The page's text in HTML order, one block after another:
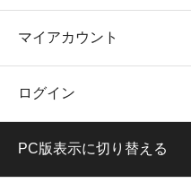
マイアカウント
ログイン
PC版表示に切り替える